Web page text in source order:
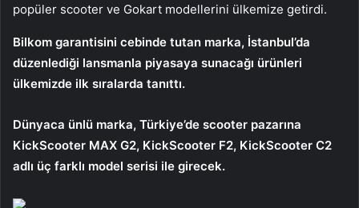
popüler scooter ve Gokart modellerini ülkemize getirdi.
Bilkom garantisini cebinde tutan marka, İstanbul’da
düzenlediği lansmanla piyasaya sunacağı ürünleri
ülkemizde ilk sıralarda tanıttı.
Dünyaca ünlü marka, Türkiye’de scooter pazarına
KickScooter MAX G2, KickScooter F2, KickScooter C2
adlı üç farklı model serisi ile girecek.